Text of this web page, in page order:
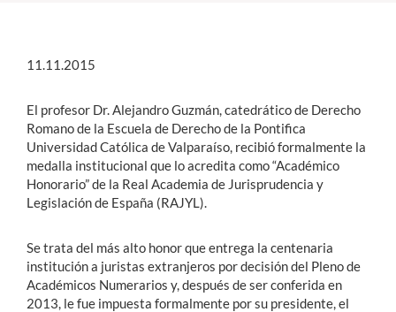
11.11.2015
El profesor Dr. Alejandro Guzmán, catedrático de Derecho
Romano de la Escuela de Derecho de la Pontifica
Universidad Católica de Valparaíso, recibió formalmente la
medalla institucional que lo acredita como “Académico
Honorario” de la Real Academia de Jurisprudencia y
Legislación de España (RAJYL).
Se trata del más alto honor que entrega la centenaria
institución a juristas extranjeros por decisión del Pleno de
Académicos Numerarios y, después de ser conferida en
2013, le fue impuesta formalmente por su presidente, el